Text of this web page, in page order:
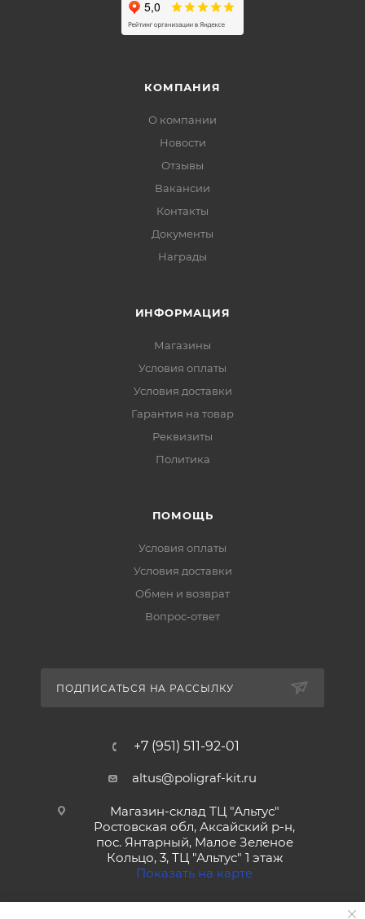
КОМПАНИЯ
О компании
Новости
Отзывы
Вакансии
Контакты
Документы
Награды
ИНФОРМАЦИЯ
Магазины
Условия оплаты
Условия доставки
Гарантия на товар
Реквизиты
Политика
ПОМОЩЬ
Условия оплаты
Условия доставки
Обмен и возврат
Вопрос-ответ
ПОДПИСАТЬСЯ НА РАССЫЛКУ
+7 (951) 511-92-01
altus@poligraf-kit.ru
Магазин-склад ТЦ "Альтус"
Ростовская обл, Аксайский р-н,
пос. Янтарный, Малое Зеленое
Кольцо, 3, ТЦ "Альтус" 1 этаж
Показать на карте